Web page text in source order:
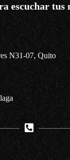
escuchar tus
N31-07, Quito